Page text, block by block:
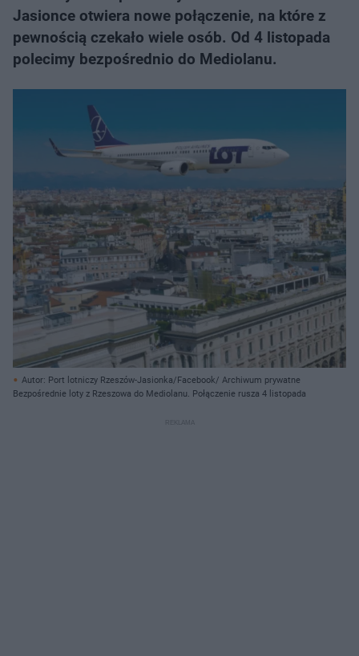
Jasionce otwiera nowe połączenie, na które z
pewnością czekało wiele osób. Od 4 listopada
polecimy bezpośrednio do Mediolanu.
Autor: Port lotniczy Rzeszów-Jasionka/Facebook/ Archiwum prywatne
Bezpośrednie loty z Rzeszowa do Mediolanu. Połączenie rusza 4 listopada